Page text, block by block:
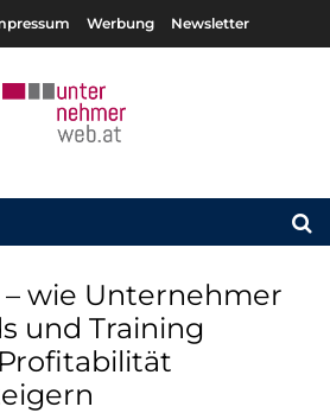
Werbung Newsletter
wie Unternehmer
und Training